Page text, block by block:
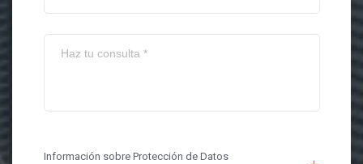
Información sobre Protección de Datos